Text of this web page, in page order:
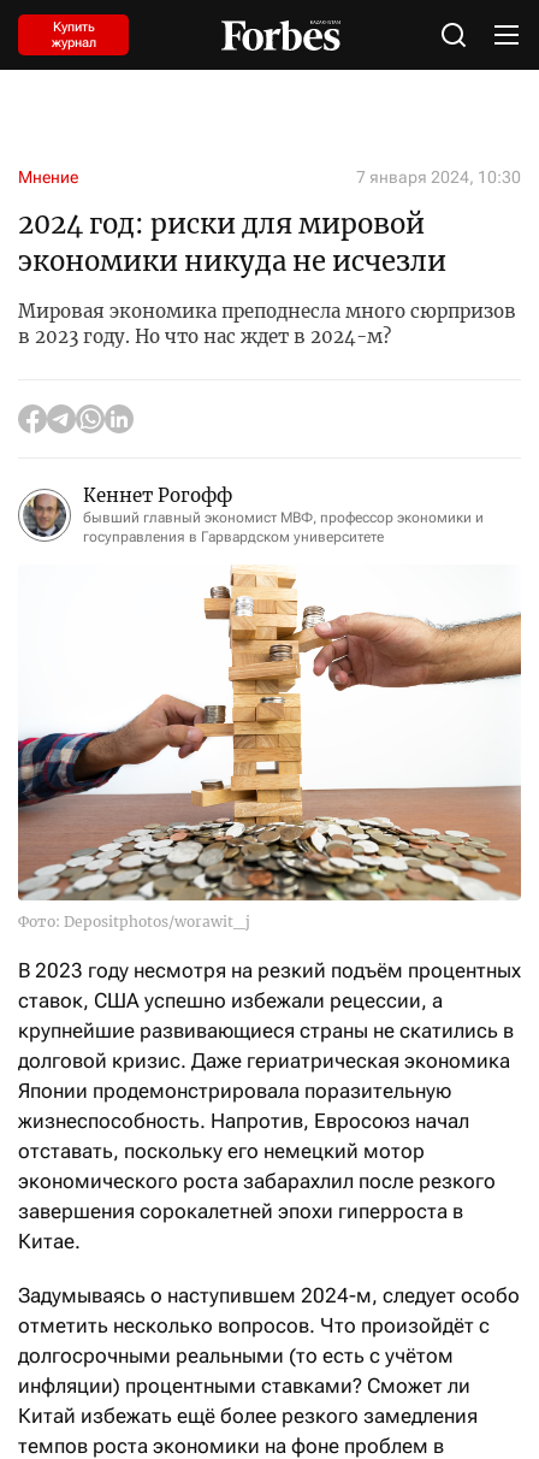
Купить
журнал
Мнение 7 января 2024, 10:30
2024 год: риски для мировой
экономики никуда не исчезли
Мировая экономика преподнесла много сюрпризов
в 2023 году. Но что нас ждет в 2024-м?
Кеннет Рогофф
бывший главный экономист МВФ, профессор экономики и
госуправления в Гарвардском университете
Фото: Depositphotos/worawit_j
В 2023 году несмотря на резкий подъём процентных
ставок, США успешно избежали рецессии, а
крупнейшие развивающиеся страны не скатились в
долговой кризис. Даже гериатрическая экономика
Японии продемонстрировала поразительную
жизнеспособность. Напротив, Евросоюз начал
отставать, поскольку его немецкий мотор
экономического роста забарахлил после резкого
завершения сорокалетней эпохи гиперроста в
Китае.
Задумываясь о наступившем 2024-м, следует особо
отметить несколько вопросов. Что произойдёт с
долгосрочными реальными (то есть с учётом
инфляции) процентными ставками? Сможет ли
Китай избежать ещё более резкого замедления
темпов роста экономики на фоне проблем в